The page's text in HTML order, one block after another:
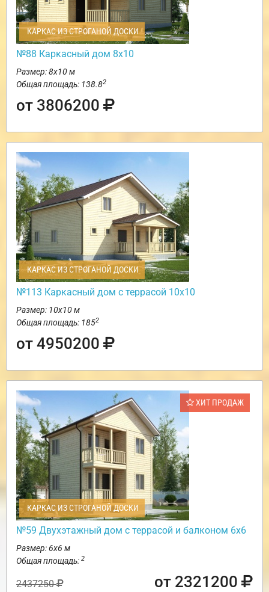
КАРКАС ИЗ СТРОГАНОЙ ДОСКИ
№88 Каркасный дом 8х10
Размер: 8х10 м
Общая площадь: 138.82
от 3806200
КАРКАС ИЗ СТРОГАНОЙ ДОСКИ
№113 Каркасный дом с террасой 10х10
Размер: 10х10 м
Общая площадь: 1852
от 4950200
ХИТ ПРОДАЖ
КАРКАС ИЗ СТРОГАНОЙ ДОСКИ
№59 Двухэтажный дом с террасой и балконом 6х6
Размер: 6х6 м
Общая площадь: 2
2437250 от 2321200